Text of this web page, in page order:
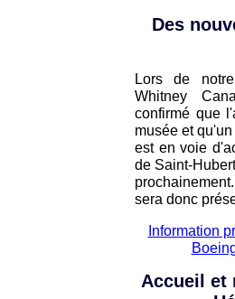
Des
Lors de
Whitney
confirmé que
musée et
est en voie
de Saint-
sera donc
Information
Accueil et